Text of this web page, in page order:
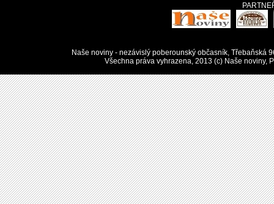
Naše noviny - nezávislý poberounský občasník, Třebaňská
Všechna práva vyhrazena, 2013 (c) Naše noviny,